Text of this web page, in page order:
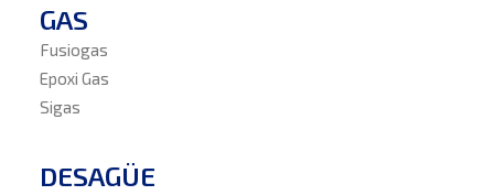
GAS
Fusiogas
Epoxi Gas
Sigas
DESAGÜE